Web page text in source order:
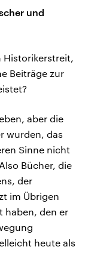
und
Historikerstreit,
Beiträge zur
aber die
wurden, das
Sinne nicht
Bücher, die
der
im Übrigen
haben, den er
heute als